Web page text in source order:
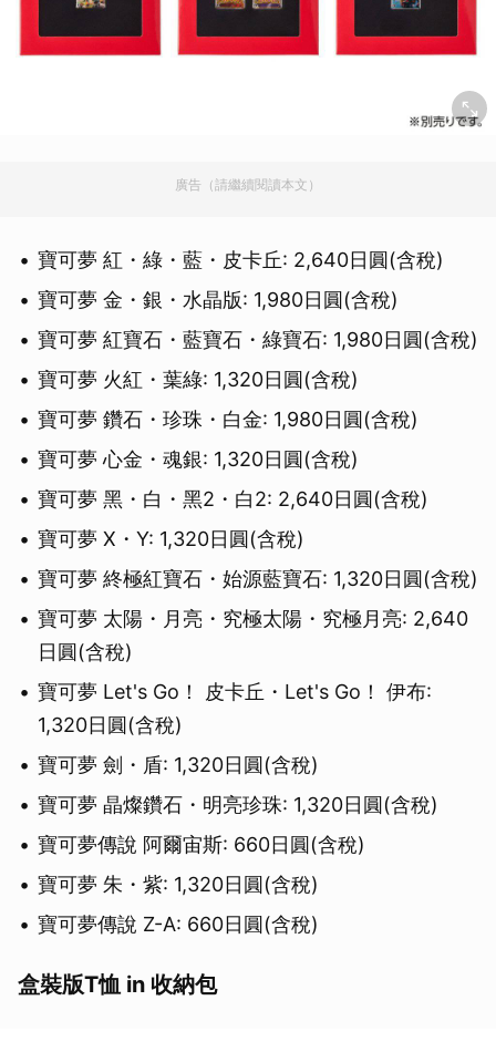
廣告（請繼續閱讀本文）
寶可夢 紅・綠・藍・皮卡丘: 2,640日圓(含稅)
寶可夢 金・銀・水晶版: 1,980日圓(含稅)
寶可夢 紅寶石・藍寶石・綠寶石: 1,980日圓(含稅)
寶可夢 火紅・葉綠: 1,320日圓(含稅)
寶可夢 鑽石・珍珠・白金: 1,980日圓(含稅)
寶可夢 心金・魂銀: 1,320日圓(含稅)
寶可夢 黑・白・黑2・白2: 2,640日圓(含稅)
寶可夢 X・Y: 1,320日圓(含稅)
寶可夢 終極紅寶石・始源藍寶石: 1,320日圓(含稅)
寶可夢 太陽・月亮・究極太陽・究極月亮: 2,640
日圓(含稅)
寶可夢 Let's Go！ 皮卡丘・Let's Go！ 伊布:
1,320日圓(含稅)
寶可夢 劍・盾: 1,320日圓(含稅)
寶可夢 晶燦鑽石・明亮珍珠: 1,320日圓(含稅)
寶可夢傳說 阿爾宙斯: 660日圓(含稅)
寶可夢 朱・紫: 1,320日圓(含稅)
寶可夢傳說 Z-A: 660日圓(含稅)
盒裝版T恤 in 收納包